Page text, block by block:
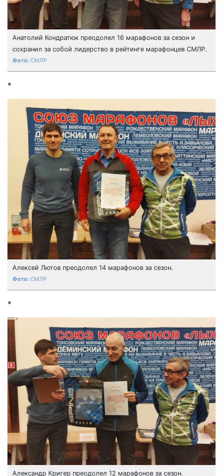
Анатолий Кондратюк преодолел 16 марафонов за сезон и
сохранил за собой лидерство в рейтинге марафонцев СМЛР.
СМЛР
*
Алексей Лютов преодолел 14 марафонов за сезон.
СМЛР
*
Александр Кригер преодолел 12 марафонов за сезон.